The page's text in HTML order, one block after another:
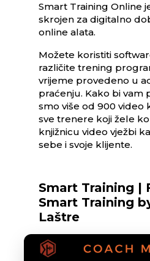
Smart Training Online
skrojen za digitalno
online alata.
Možete koristiti
različite trening
vrijeme provedeno u
praćenju. Kako bi vam
smo više od 900 video
sve trenere koji žele
knjižnicu video vježbi
sebe i svoje klijente.
Smart Training |
Smart Training
Laštre